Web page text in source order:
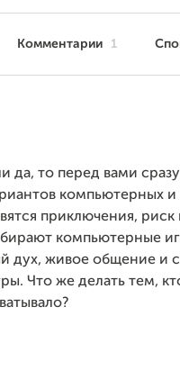
Комментарии 1
да, то перед вами
компьютерных и
приключения, риск
компьютерные
дух, живое общение и
Что же делать тем,